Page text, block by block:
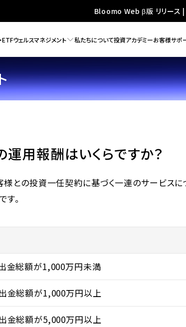
運用報酬はいくらですか？
様との投資一任契約に基づく一連のサービス
。
金総額が1,000万円未満
金総額が1,000万円以上
金総額が5,000万円以上
Bloomo Web β版 リリース
ETFウェルスマネジメント 私たちについて投資アカデミーお客様サポ